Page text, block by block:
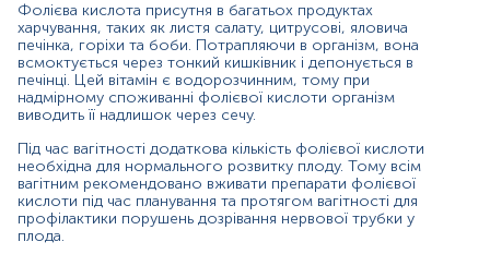
Причини підвищення рівня:
вживання великої кількості продуктів, багатих на
фолієву кислоту;
прийом високих доз препаратів фолієвої
кислоти;
дефіцит вітаміну В12.
Причини зниження рівня:
низьке споживання продуктів, що містять фолієву
кислоту;
Фолієва кислота присутня в багатьох продуктах
харчування, таких як листя салату, цитрусові, яловича
печінка, горіхи та боби. Потрапляючи в організм, вона
всмоктується через тонкий кишківник і депонується в
печінці. Цей вітамін є водорозчинним, тому при
надмірному споживанні фолієвої кислоти організм
виводить її надлишок через сечу.
Під час вагітності додаткова кількість фолієвої кислоти
необхідна для нормального розвитку плоду. Тому всім
вагітним рекомендовано вживати препарати фолієвої
кислоти під час планування та протягом вагітності для
профілактики порушень дозрівання нервової трубки у
плода.